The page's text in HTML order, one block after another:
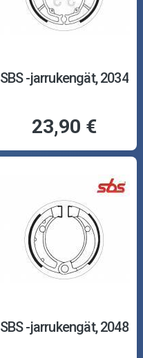
SBS -jarrukengät, 2034
23,90 €
SBS -jarrukengät, 2048